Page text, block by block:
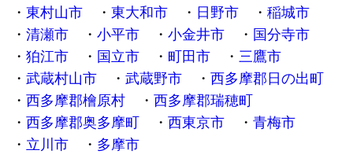
東村山市
東大和市 日野市
稲城市
清瀬市
小平市 小金井市
国分寺市
狛江市
国立市 町田市
三鷹市
武蔵村山市
武蔵野市
西多摩郡日の出町
西多摩郡檜原村
西多摩郡瑞穂町
西多摩郡奥多摩町
西東京市
青梅市
立川市
多摩市